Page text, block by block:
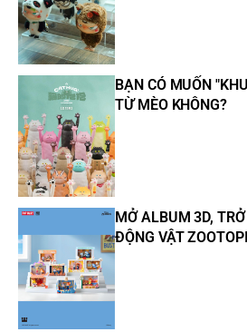
BẠN CÓ MUỐN
TỪ MÈO KHÔNG?
MỞ ALBUM 3D,
ĐỘNG VẬT